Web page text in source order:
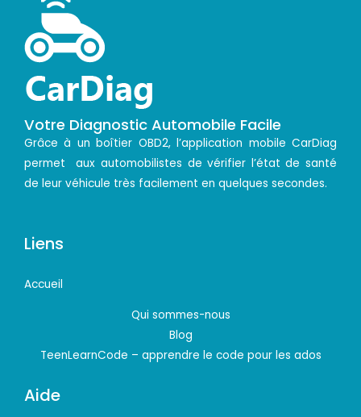
Votre Diagnostic Automobile Facile
Grâce à un boîtier OBD2, l’application mobile CarDiag
permet aux automobilistes de vérifier l’état de santé
de leur véhicule très facilement en quelques secondes.
Liens
Accueil
Qui sommes-nous
Blog
TeenLearnCode – apprendre le code pour les ados
Aide